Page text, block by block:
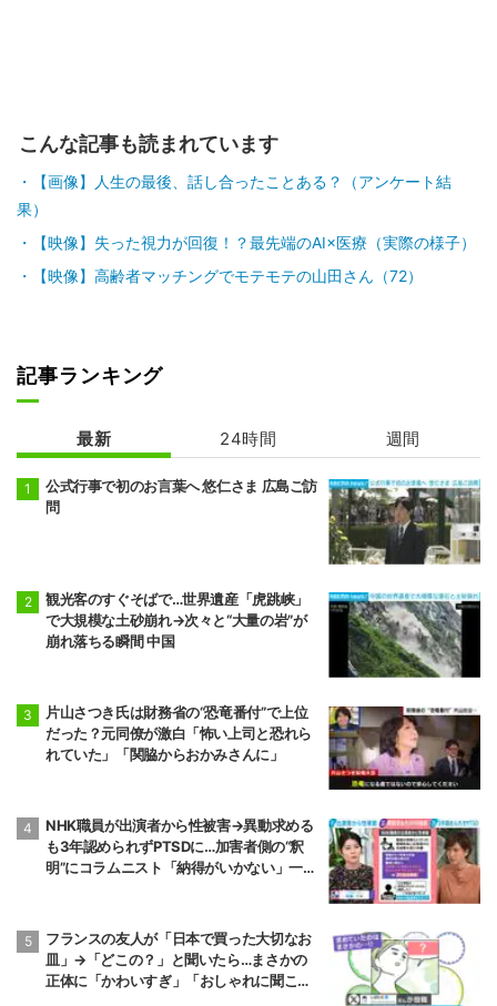
こんな記事も読まれています
【画像】人生の最後、話し合ったことある？（アンケート結
果）
【映像】失った視力が回復！？最先端のAI×医療（実際の様子）
【映像】高齢者マッチングでモテモテの山田さん（72）
記事ランキング
最新 24時間 週間
公式行事で初のお言葉へ 悠仁さま 広島ご訪
問
観光客のすぐそばで…世界遺産「虎跳峡」
で大規模な土砂崩れ→次々と“大量の岩”が
崩れ落ちる瞬間 中国
片山さつき氏は財務省の“恐竜番付”で上位
だった？元同僚が激白「怖い上司と恐れら
れていた」「関脇からおかみさんに」
NHK職員が出演者から性被害→異動求める
も3年認められずPTSDに…加害者側の“釈
明”にコラムニスト「納得がいかない」一方
フランスの友人が「日本で買った大切なお
皿」→「どこの？」と聞いたら…まさかの
正体に「かわいすぎ」「おしゃれに聞こえ